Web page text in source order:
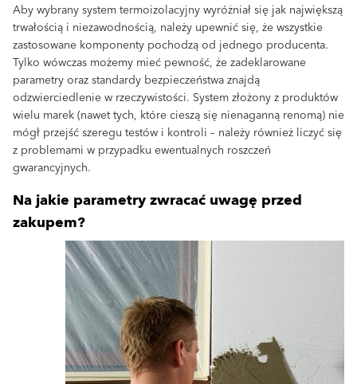
Aby wybrany system termoizolacyjny wyróżniał się jak największą
trwałością i niezawodnością, należy upewnić się, że wszystkie
zastosowane komponenty pochodzą od jednego producenta.
Tylko wówczas możemy mieć pewność, że zadeklarowane
parametry oraz standardy bezpieczeństwa znajdą
odzwierciedlenie w rzeczywistości. System złożony z produktów
wielu marek (nawet tych, które cieszą się nienaganną renomą) nie
mógł przejść szeregu testów i kontroli – należy również liczyć się
z problemami w przypadku ewentualnych roszczeń
gwarancyjnych.
Na jakie parametry zwracać uwagę przed
zakupem?